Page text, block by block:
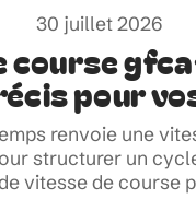
30 juillet 2026
course
pour
renvoie une
structurer un
vitesse de course